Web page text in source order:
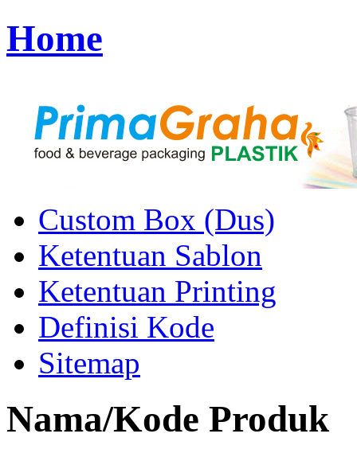
Home
Custom Box (Dus)
Ketentuan Sablon
Ketentuan Printing
Definisi Kode
Sitemap
Nama/Kode Produk